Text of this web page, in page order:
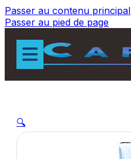
Passer au contenu principal
Passer au pied de page
🔍